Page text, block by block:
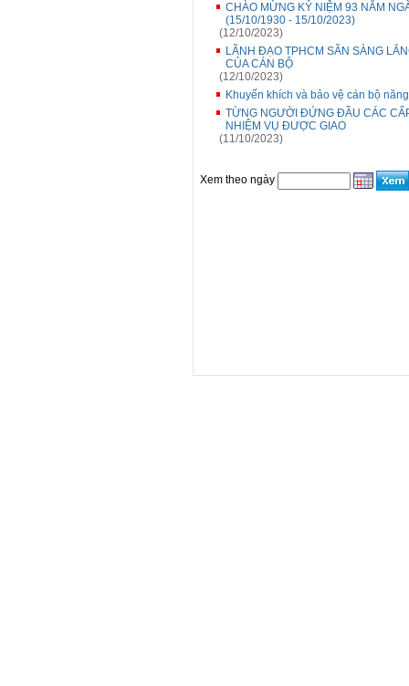
CHÀO MỪNG KỶ NIỆM 93 NĂM
(15/10/1930 - 15/10/2023)
(12/10/2023)
LÃNH ĐẠO TPHCM SẴN SÀNG
CỦA CÁN BỘ
(12/10/2023)
Khuyến khích và bảo vệ cán bộ
TỪNG NGƯỜI ĐỨNG ĐẦU CÁC
NHIỆM VỤ ĐƯỢC GIAO
(11/10/2023)
Xem theo ngày